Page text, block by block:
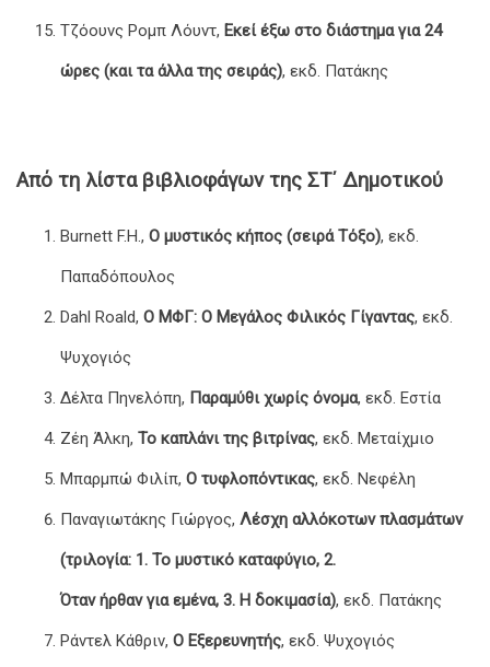
Τζόουνς Ρομπ Λόυντ, Εκεί έξω στο διάστημα για 24
ώρες (και τα άλλα της σειράς), εκδ. Πατάκης
Από τη λίστα βιβλιοφάγων της ΣΤ΄ Δημοτικού
Burnett F.H., Ο μυστικός κήπος (σειρά Τόξο), εκδ.
Παπαδόπουλος
Dahl Roald, Ο ΜΦΓ: Ο Μεγάλος Φιλικός Γίγαντας, εκδ.
Ψυχογιός
Δέλτα Πηνελόπη, Παραμύθι χωρίς όνομα, εκδ. Εστία
Ζέη Άλκη, Το καπλάνι της βιτρίνας, εκδ. Μεταίχμιο
Μπαρμπώ Φιλίπ, Ο τυφλοπόντικας, εκδ. Νεφέλη
Παναγιωτάκης Γιώργος, Λέσχη αλλόκοτων πλασμάτων
(τριλογία: 1. Το μυστικό καταφύγιο, 2.
Όταν ήρθαν για εμένα, 3. Η δοκιμασία), εκδ. Πατάκης
Ράντελ Κάθριν, Ο Εξερευνητής, εκδ. Ψυχογιός